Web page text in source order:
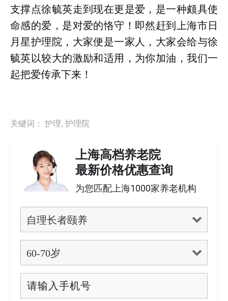
支撑点徐毓英走到现在更是爱，是一种颇具使
命感的爱，是对爱的恪守！即然赶到上海市日
月星护理院，大家便是一家人，大家会给与徐
毓英以较大的激励和适用，为你加油，我们一
起把爱传承下来！
关键词： 护理, 护理院
上海高档养老院
最新价格优惠查询
为您匹配上海1000家养老机构